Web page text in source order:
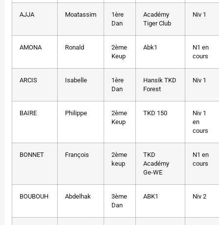
AJJA Moatassim
1ère
Dan
Académy
Tiger Club
Niv 1
AMONA Ronald
2ème
Keup
Abk1
N1 en
cours
ARCIS Isabelle
1ère
Dan
Hansik TKD
Forest
Niv 1
BAIRE Philippe
2ème
Keup
TKD 150
Niv 1
en
cours
BONNET François
2ème
keup
TKD
Académy
Ge-WE
N1 en
cours
BOUBOUH Abdelhak
3ème
Dan
ABK1 Niv 2